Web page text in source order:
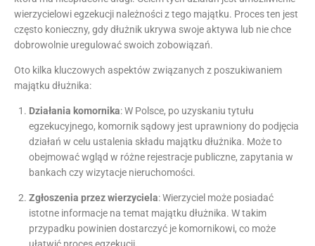
wierzycielowi egzekucji należności z tego majątku. Proces ten jest
często konieczny, gdy dłużnik ukrywa swoje aktywa lub nie chce
dobrowolnie uregulować swoich zobowiązań.
Oto kilka kluczowych aspektów związanych z poszukiwaniem
majątku dłużnika:
Działania komornika: W Polsce, po uzyskaniu tytułu
egzekucyjnego, komornik sądowy jest uprawniony do podjęcia
działań w celu ustalenia składu majątku dłużnika. Może to
obejmować wgląd w różne rejestracje publiczne, zapytania w
bankach czy wizytacje nieruchomości.
Zgłoszenia przez wierzyciela: Wierzyciel może posiadać
istotne informacje na temat majątku dłużnika. W takim
przypadku powinien dostarczyć je komornikowi, co może
ułatwić proces egzekucji.